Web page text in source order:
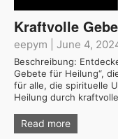
Kraftvolle
eepym June 4,
Beschreibung:
Gebete für Heilung“,
für alle, die spirituelle
Heilung durch
Read more